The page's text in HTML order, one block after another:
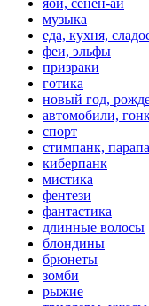
музыка
еда, кухня,
феи, эльфы
призраки
готика
новый год,
автомобили,
спорт
стимпанк,
киберпанк
мистика
фентези
фантастика
длинные волосы
блондины
брюнеты
зомби
рыжие